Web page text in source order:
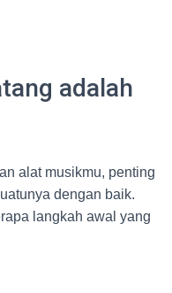
adalah
alat musikmu, penting
dengan baik.
langkah awal yang